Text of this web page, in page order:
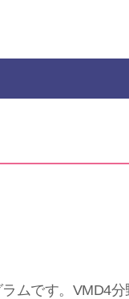
ムです。VMD4